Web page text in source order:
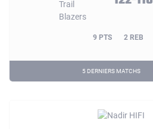
9 PTS 2 REB
5 DERNIERS MATCHS